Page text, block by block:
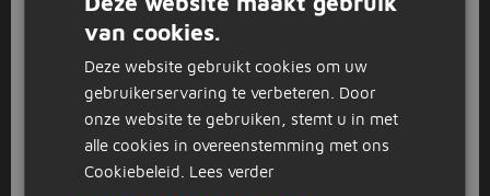
je een leuke uitdaging vindt tussen de vacatures in
Stroe en omstreken op deze pagina. Je komt hier
namelijk van alles tegen, van flexibele bijbanen tot
fulltime uitdagingen in diverse vakgebieden.
Benieuwd waar jij aan de slag kunt? Neem dan
bovenstaande lijst aan vacatures in Stroe en
omstreken door en ontdek het zelf. Zodra je een
van cookies.
Deze website gebruikt cookies om uw
gebruikerservaring te verbeteren. Door
onze website te gebruiken, stemt u in met
alle cookies in overeenstemming met ons
Cookiebeleid. Lees verder